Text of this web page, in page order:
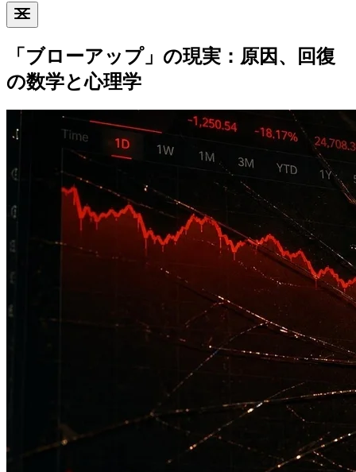
「ブローアップ」の現実：原因、回復
の数学と心理学